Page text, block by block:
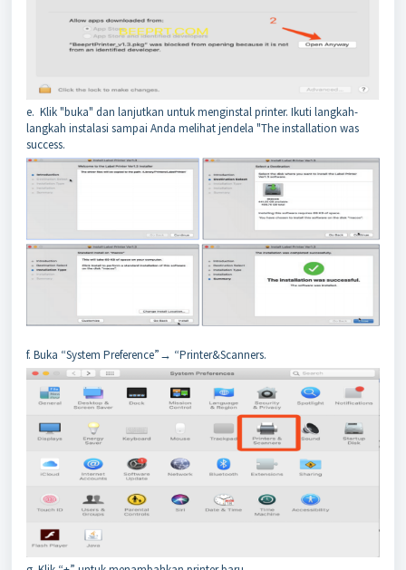
e. Klik "buka" dan lanjutkan untuk menginstal printer. Ikuti langkah-
langkah instalasi sampai Anda melihat jendela "The installation was
success.
f. Buka “System Preference”→ “Printer&Scanners.